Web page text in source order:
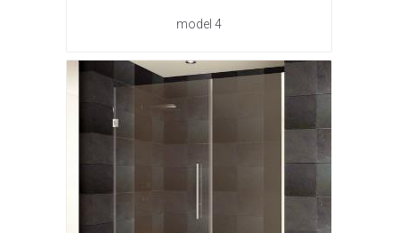
model 4